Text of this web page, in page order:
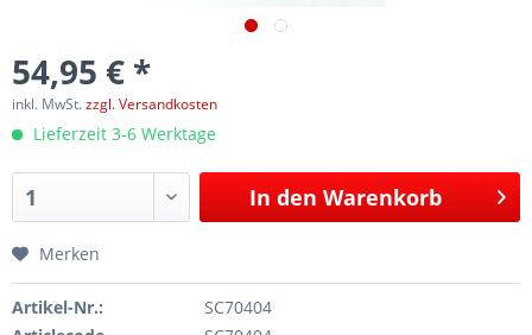
54,95 € *
inkl. MwSt.zzgl. Versandkosten
Lieferzeit 3-6 Werktage
In den Warenkorb
Merken
Artikel-Nr.:
SC70404